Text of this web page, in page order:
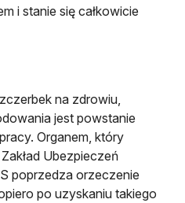
i stanie się całkowicie
na zdrowiu,
jest powstanie
Organem, który
Ubezpieczeń
poprzedza orzeczenie
po uzyskaniu takiego